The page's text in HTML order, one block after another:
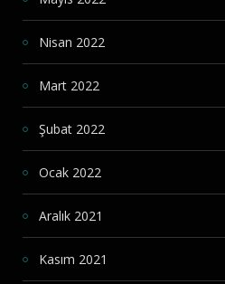
Nisan 2022
Mart 2022
Şubat 2022
Ocak 2022
Aralık 2021
Kasım 2021